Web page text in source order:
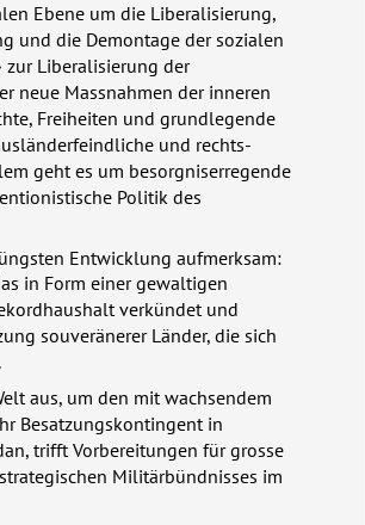
Ebene um die Liberalisierung,
und die Demontage der sozialen
Liberalisierung der
neue Massnahmen der inneren
Freiheiten und grundlegende
und rechts-
geht es um besorgniserregende
Politik des
Entwicklung aufmerksam:
in Form einer gewaltigen
verkündet und
souveränerer Länder, die sich
aus, um den mit wachsendem
Besatzungskontingent in
trifft Vorbereitungen für grosse
Militärbündnisses im